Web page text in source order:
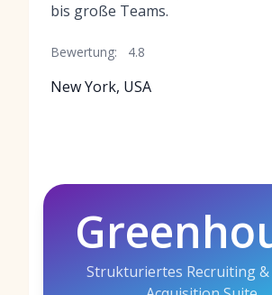
bis große Teams.
Bewertung: 4.8
New York, USA
Strukturiertes Recruiting